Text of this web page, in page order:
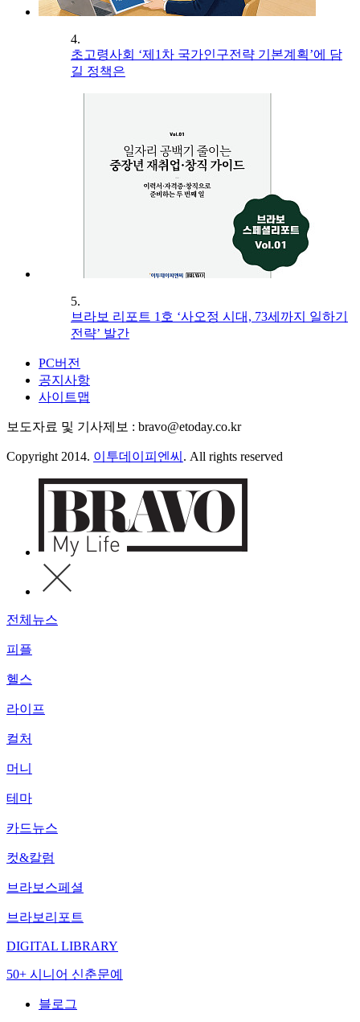
4.
초고령사회 ‘제1차 국가인구전략 기본계획’에 담
길 정책은
5.
브라보 리포트 1호 ‘사오정 시대, 73세까지 일하기
전략’ 발간
PC버전
공지사항
사이트맵
보도자료 및 기사제보 : bravo@etoday.co.kr
Copyright 2014. 이투데이피엔씨 . All rights reserved
전체뉴스
피플
헬스
라이프
컬처
머니
테마
카드뉴스
컷&칼럼
브라보스페셜
브라보리포트
DIGITAL LIBRARY
50+ 시니어 신춘문예
블로그